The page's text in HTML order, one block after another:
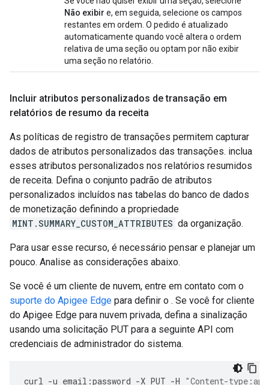
Não exibir e, em seguida, selecione os campos
restantes em ordem. O pedido é atualizado
automaticamente quando você altera o ordem
relativa de uma seção ou optam por não exibir
uma seção no relatório.
Incluir atributos personalizados de transação em
relatórios de resumo da receita
As políticas de registro de transações permitem capturar
dados de atributos personalizados das transações. inclua
esses atributos personalizados nos relatórios resumidos
de receita. Defina o conjunto padrão de atributos
personalizados incluídos nas tabelas do banco de dados
de monetização definindo a propriedade
MINT.SUMMARY_CUSTOM_ATTRIBUTES da organização.
Para usar esse recurso, é necessário pensar e planejar um
pouco. Analise as considerações abaixo.
Se você é um cliente de nuvem, entre em contato com o
suporte do Apigee Edge para definir o . Se você for cliente
do Apigee Edge para nuvem privada, defina a sinalização
usando uma solicitação PUT para a seguinte API com
credenciais de administrador do sistema.
curl -u email :password -X PUT -H "Content-